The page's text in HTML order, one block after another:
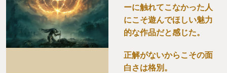
ーに触れてこなかった人
にこそ遊んでほしい魅力
的な作品だと感じた。
正解がないからこその面
白さは格別。